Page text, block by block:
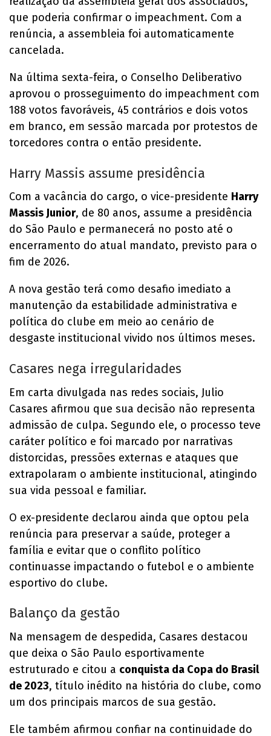
que poderia confirmar o impeachment. Com a
renúncia, a assembleia foi automaticamente
cancelada.
Na última sexta-feira, o Conselho Deliberativo
aprovou o prosseguimento do impeachment com
188 votos favoráveis, 45 contrários e dois votos
em branco, em sessão marcada por protestos de
torcedores contra o então presidente.
Harry Massis assume presidência
Com a vacância do cargo, o vice-presidente Harry
Massis Junior, de 80 anos, assume a presidência
do São Paulo e permanecerá no posto até o
encerramento do atual mandato, previsto para o
fim de 2026.
A nova gestão terá como desafio imediato a
manutenção da estabilidade administrativa e
política do clube em meio ao cenário de
desgaste institucional vivido nos últimos meses.
Casares nega irregularidades
Em carta divulgada nas redes sociais, Julio
Casares afirmou que sua decisão não representa
admissão de culpa. Segundo ele, o processo teve
caráter político e foi marcado por narrativas
distorcidas, pressões externas e ataques que
extrapolaram o ambiente institucional, atingindo
sua vida pessoal e familiar.
O ex-presidente declarou ainda que optou pela
renúncia para preservar a saúde, proteger a
família e evitar que o conflito político
continuasse impactando o futebol e o ambiente
esportivo do clube.
Balanço da gestão
Na mensagem de despedida, Casares destacou
que deixa o São Paulo esportivamente
estruturado e citou a conquista da Copa do Brasil
de 2023, título inédito na história do clube, como
um dos principais marcos de sua gestão.
Ele também afirmou confiar na continuidade do